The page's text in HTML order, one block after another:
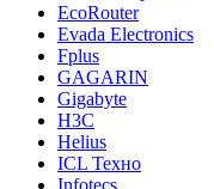
EcoRouter
Evada Electronics
Fplus
GAGARIN
Gigabyte
H3C
Helius
ICL Техно
Infotecs